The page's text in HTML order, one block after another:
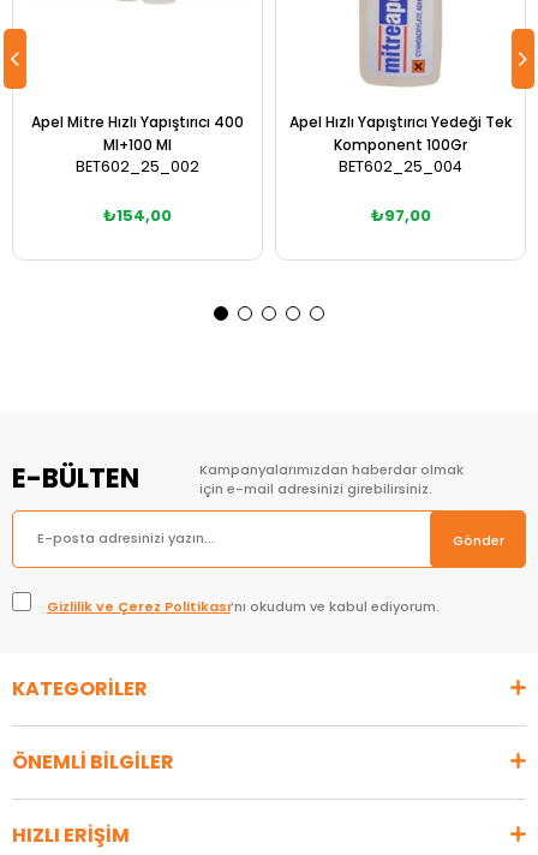
Apel Mitre Hızlı Yapıştırıcı 400
Ml+100 Ml
BET602_25_002
₺154,00
Apel Hızlı Yapıştırıcı Yedeği Tek
Komponent 100Gr
BET602_25_004
₺97,00
E-BÜLTEN
Kampanyalarımızdan haberdar olmak
için e-mail adresinizi girebilirsiniz.
Gönder
Gizlilik ve Çerez Politikası’nı okudum ve kabul ediyorum.
KATEGORİLER
ÖNEMLİ BİLGİLER
HIZLI ERİŞİM